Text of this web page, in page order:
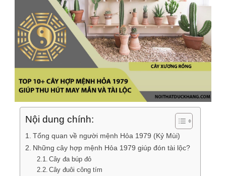
Nội dung chính:
Tổng quan về người mệnh Hỏa 1979 (Kỷ Mùi)
Những cây hợp mệnh Hỏa 1979 giúp đón tài lộc?
Cây đa búp đỏ
Cây đuôi công tím